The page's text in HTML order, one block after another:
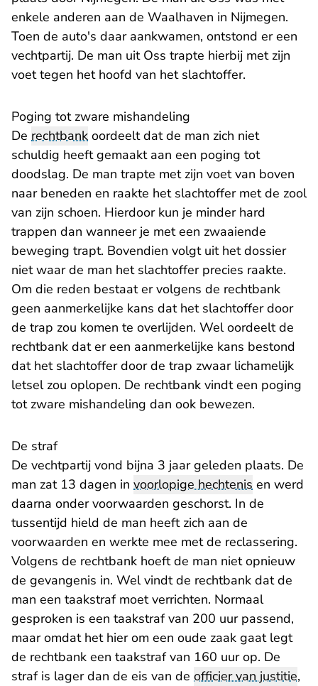
enkele anderen aan de Waalhaven in Nijmegen.
Toen de auto's daar aankwamen, ontstond er een
vechtpartij. De man uit Oss trapte hierbij met zijn
voet tegen het hoofd van het slachtoffer.
Poging tot zware mishandeling
De rechtbank oordeelt dat de man zich niet
schuldig heeft gemaakt aan een poging tot
doodslag. De man trapte met zijn voet van boven
naar beneden en raakte het slachtoffer met de zool
van zijn schoen. Hierdoor kun je minder hard
trappen dan wanneer je met een zwaaiende
beweging trapt. Bovendien volgt uit het dossier
niet waar de man het slachtoffer precies raakte.
Om die reden bestaat er volgens de rechtbank
geen aanmerkelijke kans dat het slachtoffer door
de trap zou komen te overlijden. Wel oordeelt de
rechtbank dat er een aanmerkelijke kans bestond
dat het slachtoffer door de trap zwaar lichamelijk
letsel zou oplopen. De rechtbank vindt een poging
tot zware mishandeling dan ook bewezen.
De straf
De vechtpartij vond bijna 3 jaar geleden plaats. De
man zat 13 dagen in voorlopige hechtenis en werd
daarna onder voorwaarden geschorst. In de
tussentijd hield de man heeft zich aan de
voorwaarden en werkte mee met de reclassering.
Volgens de rechtbank hoeft de man niet opnieuw
de gevangenis in. Wel vindt de rechtbank dat de
man een taakstraf moet verrichten. Normaal
gesproken is een taakstraf van 200 uur passend,
maar omdat het hier om een oude zaak gaat legt
de rechtbank een taakstraf van 160 uur op. De
straf is lager dan de eis van de officier van justitie,